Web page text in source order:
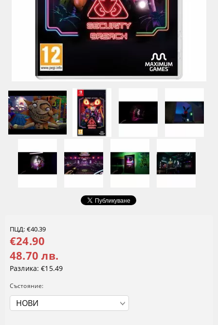
ПЦД: €40.39
€24.90
48.70 лв.
Разлика: €15.49
Състояние: